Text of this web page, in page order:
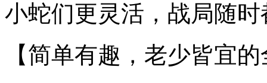
小蛇们更灵活，战局随
【简单有趣，老少皆宜